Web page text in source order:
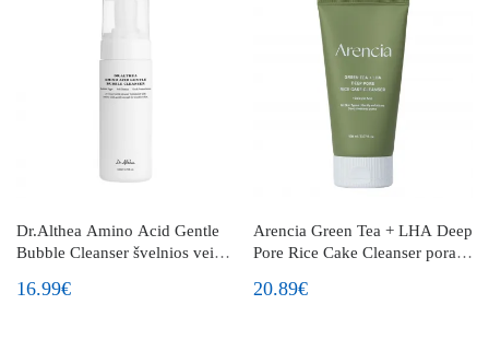
Dr.Althea Amino Acid Gentle
Bubble Cleanser švelnios veido
16.99€
Arencia Green Tea + LHA Deep
Pore Rice Cake Cleanser poras
20.89€